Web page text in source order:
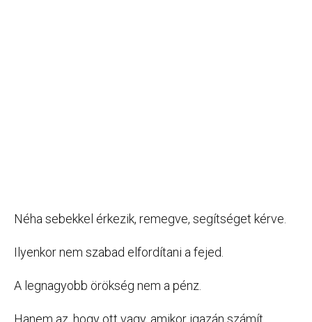
Néha sebekkel érkezik, remegve, segítséget kérve.
Ilyenkor nem szabad elfordítani a fejed.
A legnagyobb örökség nem a pénz.
Hanem az, hogy ott vagy, amikor igazán számít.